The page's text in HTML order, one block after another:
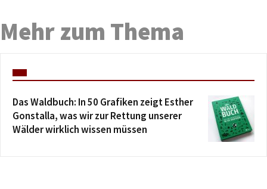
Mehr zum Thema
Das Waldbuch: In 50 Grafiken zeigt Esther
Gonstalla, was wir zur Rettung unserer
Wälder wirklich wissen müssen